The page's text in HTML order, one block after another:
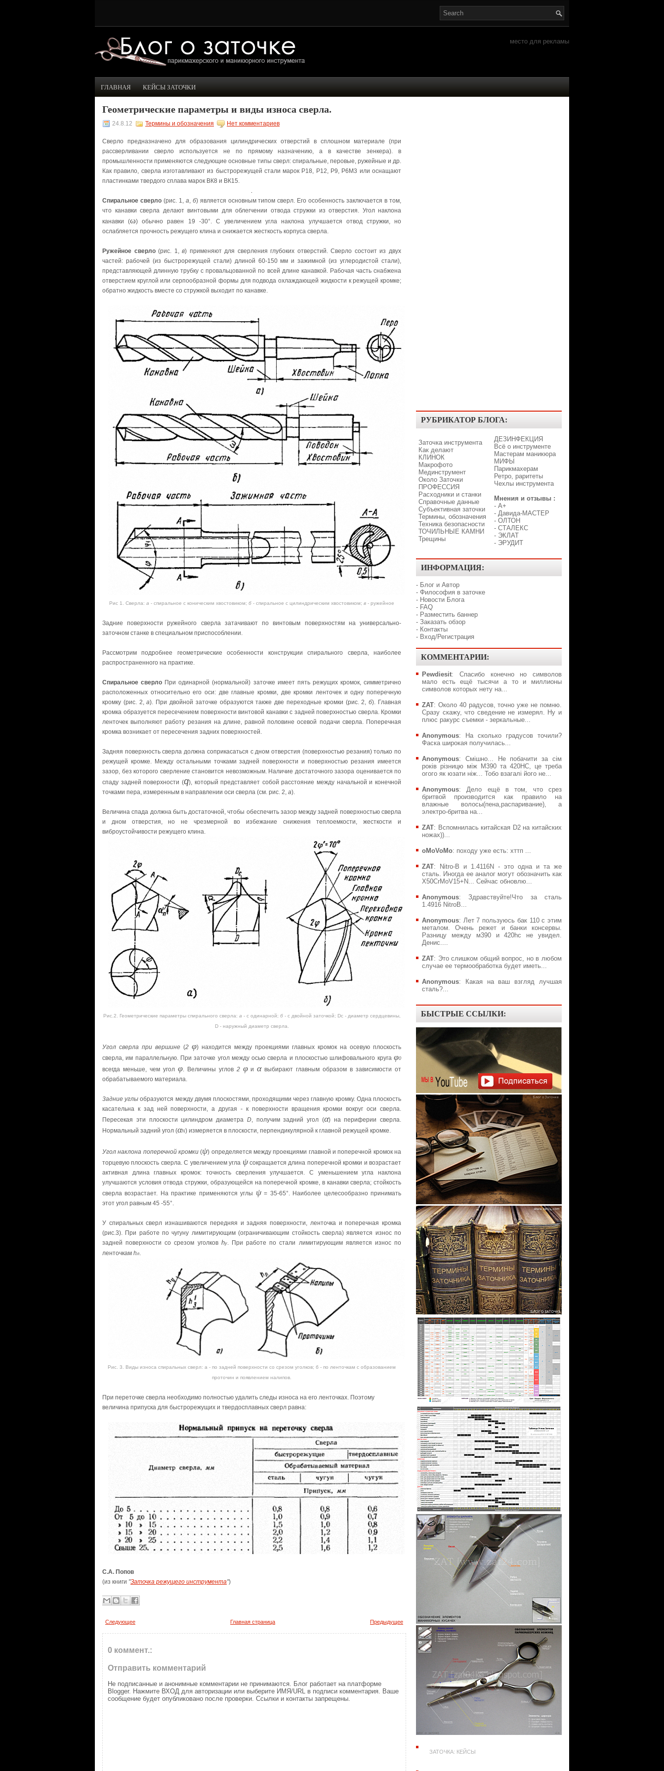
место для рекламы
ГЛАВНАЯ КЕЙСЫ ЗАТОЧКИ
Геометрические параметры и виды износа сверла.
24.8.12 Термины и обозначения Нет комментариев
Сверло предназначено для образования цилиндрических отверстий в сплошном материале (при
рассверливании сверло используется не по прямому назначению, а в качестве зенкера). в
промышленности применяются следующие основные типы сверл: спиральные, перовые, ружейные и др.
Как правило, сверла изготавливают из быстрорежущей стали марок Р18, Р12, Р9, Р6М3 или оснащают
пластинками твердого сплава марок ВК8 и ВК15.
Спиральное сверло(рис. 1, а, б) является основным типом сверл. Его особенность заключается в том,
что канавки сверла делают винтовыми для облегчении отвода стружки из отверстия. Угол наклона
канавки (ω) обычно равен 19 -30°. С увеличением угла наклона улучшается отвод стружки, но
ослабляется прочность режущего клина и снижается жесткость корпуса сверла.
Ружейное сверло(рис. 1,в) применяют для сверления глубоких отверстий. Сверло состоит из двух
частей: рабочей (из быстрорежущей стали) длиной 60-150 мм и зажимной (из углеродистой стали),
представляющей длинную трубку с провальцованной по всей длине канавкой. Рабочая часть снабжена
отверстием круглой или серпообразной формы для подвода охлаждающей жидкости к режущей кромке;
обратно жидкость вместе со стружкой выходит по канавке.
Рис 1. Сверла: а - спиральное с коническим хвостовиком; б - спиральное с цилиндрическим хвостовиком; в - ружейное
Задние поверхности ружейного сверла затачивают по винтовым поверхностям на универсально-
заточном станке в специальном приспособлении.
Рассмотрим подробнее геометрические особенности конструкции спирального сверла, наиболее
распространенного на практике.
Спиральное сверло При одинарной (нормальной) заточке имеет пять режущих кромок, симметрично
расположенных относительно его оси: две главные кромки, две кромки ленточек и одну поперечную
кромку (рис. 2,а). При двойной заточке образуются также две переходные кромки (рис. 2,б). Главная
кромка образуется пересечением поверхности винтовой канавки с задней поверхностью сверла. Кромки
ленточек выполняют работу резания на длине, равной половине осевой подачи сверла. Поперечная
кромка возникает от пересечения задних поверхностей.
Задняя поверхность сверла должна соприкасаться с дном отверстия (поверхностью резания) только по
режущей кромке. Между остальными точками задней поверхности и поверхностью резания имеется
зазор, без которого сверление становится невозможным. Наличие достаточного зазора оценивается по
спаду задней поверхности (q), который представляет собой расстояние между начальной и конечной
точками пера, измеренным в направлении оси сверла (см. рис. 2, а).
Величина спада должна быть достаточной, чтобы обеспечить зазор между задней поверхностью сверла
и дном отверстия, но не чрезмерной во избежание снижения теплоемкости, жесткости и
виброустойчивости режущего клина.
Рис.2. Геометрические параметры спирального сверла: а - с одинарной; б- с двойной заточкой; Dc - диаметр сердцевины,
D - наружный диаметр сверла.
Угол сверла при вершине (2 φ) находится между проекциями главных кромок на осевую плоскость
сверла, им параллельную. При заточке угол между осью сверла и плоскостью шлифовального круга φ0
всегда меньше, чем угол φ. Величины углов 2 φиαвыбирают главным образом в зависимости от
обрабатываемоrо материала.
3адние углы образуются между двумя плоскостями, проходящими через главную кромку. Одна плоскость
касательна к зад ней поверхности, а другая - к поверхности вращения кромки вокруг оси сверла.
Пересекая эти плоскости цилиндром диаметра D, получим задний угол (α) на периферии сверла.
Нормальный задний угол (αN) измеряется в плоскости, перпендикулярной к главной режущей кромке.
Угол наклона поперечной кромки (ψ) определяется между проекциями главной и поперечной кромок на
торцевую плоскость сверла. С увеличением уrла ψсокращается длина поперечной кромки и возрастает
активная длина главных кромок: точность сверления улучшается. С уменьшением угла наклона
улучшаются условия отвода стружки, образующейся на поперечной кромке, в канавки сверла; стойкость
сверла возрастает. На практике применяются углы ψ= 35-65°. Наиболее целесообразно принимать
этот уrол равным 45 -55°.
У спиральных сверл изнашиваются передняя и задняя поверхности, ленточка и поперечная кромка
(рис.3). При работе по чугуну лимитирующим (ограничивающим стойкость сверла) является износ по
задней поверхности со срезом уголков hy. При работе по стали лимитирующим является износ по
ленточкам hл.
Рис. 3. Виды износа спиральных сверл: а - по задней поверхности со срезом уголков; б - по ленточкам с образованием
проточин и появлением налипов.
При переточке сверла необходимо полностью удалить следы износа на его ленточках. Поэтому
величина припуска для быстрорежущих и твердосплавных сверл равна:
С.А. Попов
(из книги "Заточка режущего инструмента")
Следующее Предыдущее
Главная страница
0 коммент.:
Отправить комментарий
Не подписанные и анонимные комментарии не принимаются. Блог работает на платформе
Blogger. Нажмите ВХОД для авторизации или выберите ИМЯ/URL в подписи комментария. Ваше
сообщение будет опубликовано после проверки. Ссылки и контакты запрещены.
РУБРИКАТОР БЛОГА:
Заточка инструмента
Как делают
КЛИНОК
Макрофото
Мединструмент
Около Заточки
ПРОФЕССИЯ
Расходники и станки
Справочные данные
Субъективная заточки
Термины, обозначения
Техника безопасности
ТОЧИЛЬНЫЕ КАМНИ
Трещины
ДЕЗИНФЕКЦИЯ
Всё о инструменте
Мастерам маникюра
МИФЫ
Парикмахерам
Ретро, раритеты
Чехлы инструмента
Мнения и отзывы :
- A+
- Давида-МАСТЕР
- ОЛТОН
- СТАЛЕКС
- ЭКЛАТ
- ЭРУДИТ
ИНФОРМАЦИЯ:
- Блог и Автор
- Философия в заточке
- Новости Блога
- FAQ
- Разместить баннер
- Заказать обзор
- Контакты
- Вход/Регистрация
КОММЕНТАРИИ:
Pewdiesit: Спасибо конечно но символов
мало есть ещё тысячи а то и миллионы
символов которых нету на...
ZAT: Около 40 радусов, точно уже не помню.
Сразу скажу, что сведение не измерял. Ну и
плюс ракурс съемки - зеркальные...
Anonymous: На сколько градусов точили?
Фаска широкая получилась...
Anonymous: Смішно... Не побачити за сім
років різницю між М390 та 420НС, це треба
огого як юзати ніж... Тобо взагалі його не...
Anonymous: Дело ещё в том, что срез
бритвой производится как правило на
влажные волосы(пена,распаривание), а
электро-бритва на...
ZAT: Вспомнилась китайская D2 на китайских
ножах))...
oMoVoMo: походу уже есть: хттп ...
ZAT: Nitro-B и 1.4116N - это одна и та же
сталь. Иногда ее аналог могут обозначить как
X50CrMoV15+N... Сейчас обновлю...
Anonymous: Здравствуйте!Что за сталь
1.4916 NitroB...
Anonymous: Лет 7 пользуюсь бак 110 с этим
металом. Очень режет и банки консервы.
Разницу между м390 и 420hc не увидел.
Денис....
ZAT: Это слишком общий вопрос, но в любом
случае ее термообработка будет иметь...
Anonymous: Какая на ваш взгляд лучшая
сталь?...
БЫСТРЫЕ ССЫЛКИ:
ЗАТОЧКА: КЕЙСЫ